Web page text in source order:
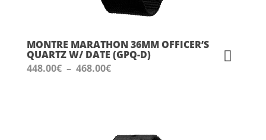
MONTRE MARATHON 36MM OFFICER’S
QUARTZ W/ DATE (GPQ-D)
448.00€ – 468.00€Plage